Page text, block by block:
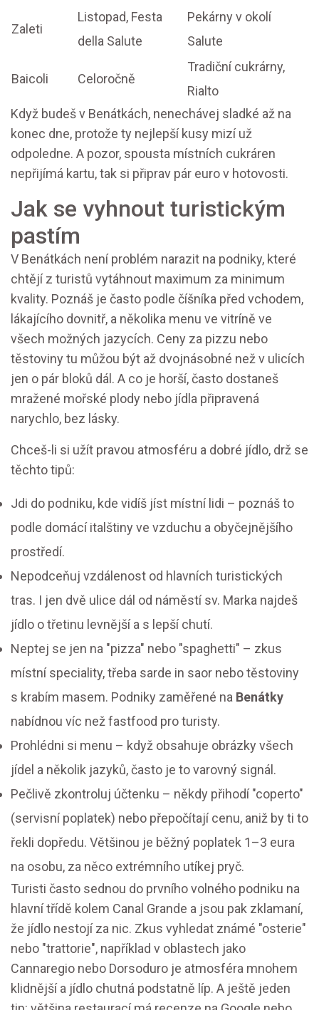
Zaleti
Listopad, Festa
della Salute
Pekárny v okolí
Salute
Baicoli Celoročně
Tradiční cukrárny,
Rialto
Když budeš v Benátkách, nenechávej sladké až na
konec dne, protože ty nejlepší kusy mizí už
odpoledne. A pozor, spousta místních cukráren
nepřijímá kartu, tak si připrav pár euro v hotovosti.
Jak se vyhnout turistickým
pastím
V Benátkách není problém narazit na podniky, které
chtějí z turistů vytáhnout maximum za minimum
kvality. Poznáš je často podle číšníka před vchodem,
lákajícího dovnitř, a několika menu ve vitríně ve
všech možných jazycích. Ceny za pizzu nebo
těstoviny tu můžou být až dvojnásobné než v ulicích
jen o pár bloků dál. A co je horší, často dostaneš
mražené mořské plody nebo jídla připravená
narychlo, bez lásky.
Chceš-li si užít pravou atmosféru a dobré jídlo, drž se
těchto tipů:
Jdi do podniku, kde vidíš jíst místní lidi – poznáš to
podle domácí italštiny ve vzduchu a obyčejnějšího
prostředí.
Nepodceňuj vzdálenost od hlavních turistických
tras. I jen dvě ulice dál od náměstí sv. Marka najdeš
jídlo o třetinu levnější a s lepší chutí.
Neptej se jen na "pizza" nebo "spaghetti" – zkus
místní speciality, třeba sarde in saor nebo těstoviny
s krabím masem. Podniky zaměřené na Benátky
nabídnou víc než fastfood pro turisty.
Prohlédni si menu – když obsahuje obrázky všech
jídel a několik jazyků, často je to varovný signál.
Pečlivě zkontroluj účtenku – někdy přihodí "coperto"
(servisní poplatek) nebo přepočítají cenu, aniž by ti to
řekli dopředu. Většinou je běžný poplatek 1–3 eura
na osobu, za něco extrémního utíkej pryč.
Turisti často sednou do prvního volného podniku na
hlavní třídě kolem Canal Grande a jsou pak zklamaní,
že jídlo nestojí za nic. Zkus vyhledat známé "osterie"
nebo "trattorie", například v oblastech jako
Cannaregio nebo Dorsoduro je atmosféra mnohem
klidnější a jídlo chutná podstatně líp. A ještě jeden